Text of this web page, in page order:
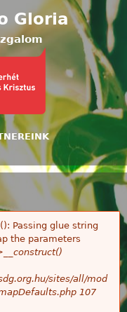
Gloria
Passing glue string
the parameters
sites/all/mod
107